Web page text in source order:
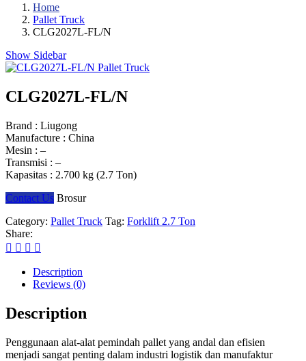
Home
Pallet Truck
CLG2027L-FL/N
Show Sidebar
CLG2027L-FL/N
Brand : Liugong
Manufacture : China
Mesin : –
Transmisi : –
Kapasitas : 2.700 kg (2.7 Ton)
Contact Us Brosur
Category: Pallet Truck Tag: Forklift 2.7 Ton
Share:
Description
Reviews (0)
Description
Penggunaan alat-alat pemindah pallet yang andal dan efisien
menjadi sangat penting dalam industri logistik dan manufaktur